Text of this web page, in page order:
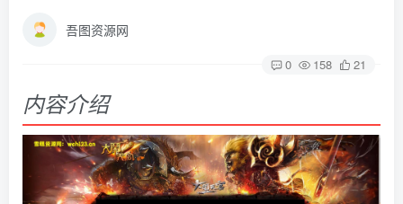
吾图资源网
0 158 21
内容介绍